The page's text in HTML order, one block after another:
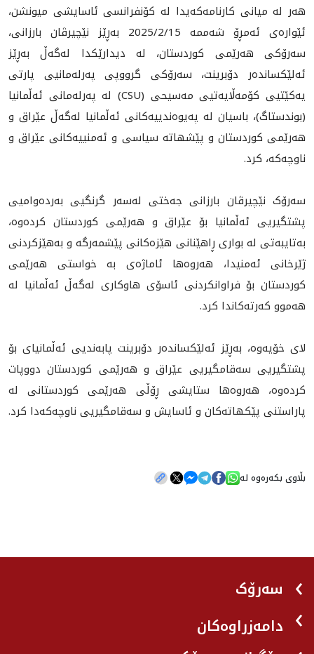
هه‌ر له‌ ميانى كارنامه‌كه‌يدا له‌ کۆنفرانسی ئاسایشی میونشن،
ئێواره‌ى ئەمڕۆ شەممە 2025/2/15 بەڕێز نێچیرڤان بارزانی،
سەرۆکی هەرێمی کوردستان، له‌ ديدارێکدا لەگەڵ بەڕێز
ئەلێکساندەر دۆبرینت، سەرۆکی گرووپی پەرلەمانیی پارتی
یەکێتیی کۆمەڵایەتیی مەسیحی (CSU) لە پەرلەمانی ئەڵمانیا
(بوندستاگ)، باسيان له‌ پەیوەندیيه‌كانى ئه‌ڵمانيا له‌گه‌ڵ عێراق و
هەرێمی کوردستان و پێشهاتە سیاسی و ئەمنییەکانی عێراق و
ناوچەکە، كرد.
سەرۆک نێچیرڤان بارزانی جەختی لەسەر گرنگیی بەردەواميی
پشتگیریی ئەڵمانیا بۆ عێراق و هەرێمی کوردستان کردەوە،
بەتایبەتی لە بواری ڕاهێنانی هێزەکانی پێشمەرگە و بەهێزکردنی
ژێرخانی ئەمنيدا، هه‌روه‌ها ئاماژەی بە خواستی هەرێمى
كوردستان بۆ فراوانکردنی ئاسۆی هاوکاری لەگەڵ ئەڵمانیا لە
هەموو کەرتەکاندا کرد.
لاى خۆیەوە، بەڕێز ئەلێکساندەر دۆبرینت پابەندیی ئەڵمانیای بۆ
پشتگیریی سەقامگیریی عێراق و هەرێمی کوردستان دووپات
کردەوە، هەروەها ستایشی ڕۆڵی هەرێمی كوردستانى لە
پاراستنی پێكهاته‌كان و ئاسایش و سەقامگیريی ناوچەکەدا كرد.
بڵاوی بکەرەوە لە
سەرۆک
دامەزراوەکان